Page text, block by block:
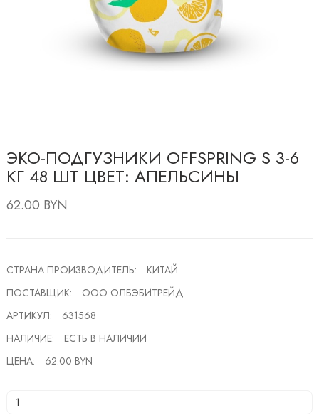
ЭКО-ПОДГУЗНИКИ OFFSPRING S 3-6
КГ 48 ШТ ЦВЕТ: АПЕЛЬСИНЫ
62.00 BYN
СТРАНА ПРОИЗВОДИТЕЛЬ:
КИТАЙ
ПОСТАВЩИК:
ООО ОЛБЭБИТРЕЙД
АРТИКУЛ:
631568
НАЛИЧИЕ:
ЕСТЬ В НАЛИЧИИ
ЦЕНА:
62.00 BYN